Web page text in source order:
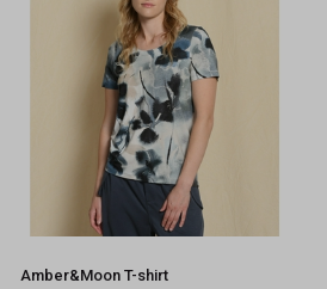
Amber&Moon T-shirt